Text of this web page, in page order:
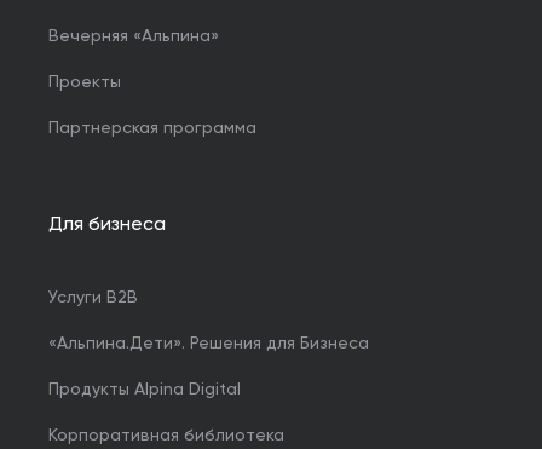
Вечерняя «Альпина»
Проекты
Партнерская программа
Для бизнеса
Услуги B2B
«Альпина.Дети». Решения для Бизнеса
Продукты Alpina Digital
Корпоративная библиотека